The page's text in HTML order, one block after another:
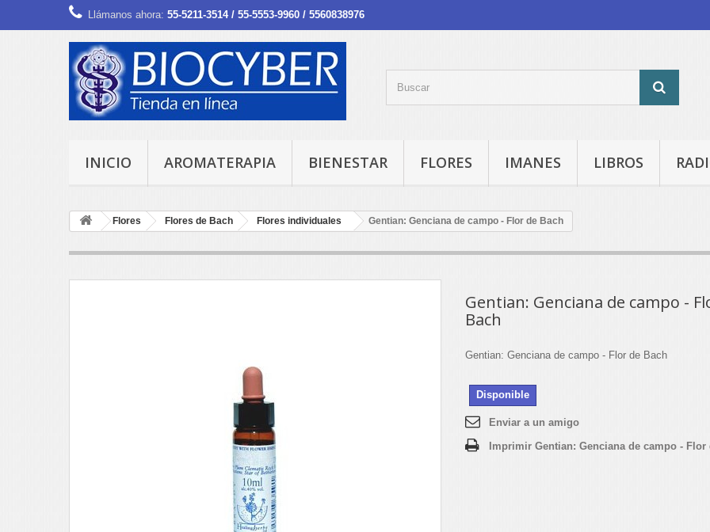
Llámanos ahora: 55-5211-3514 / 55-5553-9960 / 5560838976
INICIO AROMATERAPIA BIENESTAR FLORES IMANES LIBROS
Flores Flores de Bach Flores individuales Gentian: Genciana de campo - Flor de Bach
Gentian: Genciana de campo -
Bach
Gentian: Genciana de campo - Flor de Bach
Disponible
Enviar a un amigo
Imprimir Gentian: Genciana de campo - Flor